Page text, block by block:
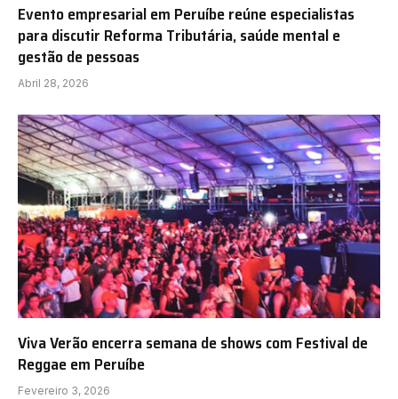
Evento empresarial em Peruíbe reúne especialistas
para discutir Reforma Tributária, saúde mental e
gestão de pessoas
Abril 28, 2026
Viva Verão encerra semana de shows com Festival de
Reggae em Peruíbe
Fevereiro 3, 2026